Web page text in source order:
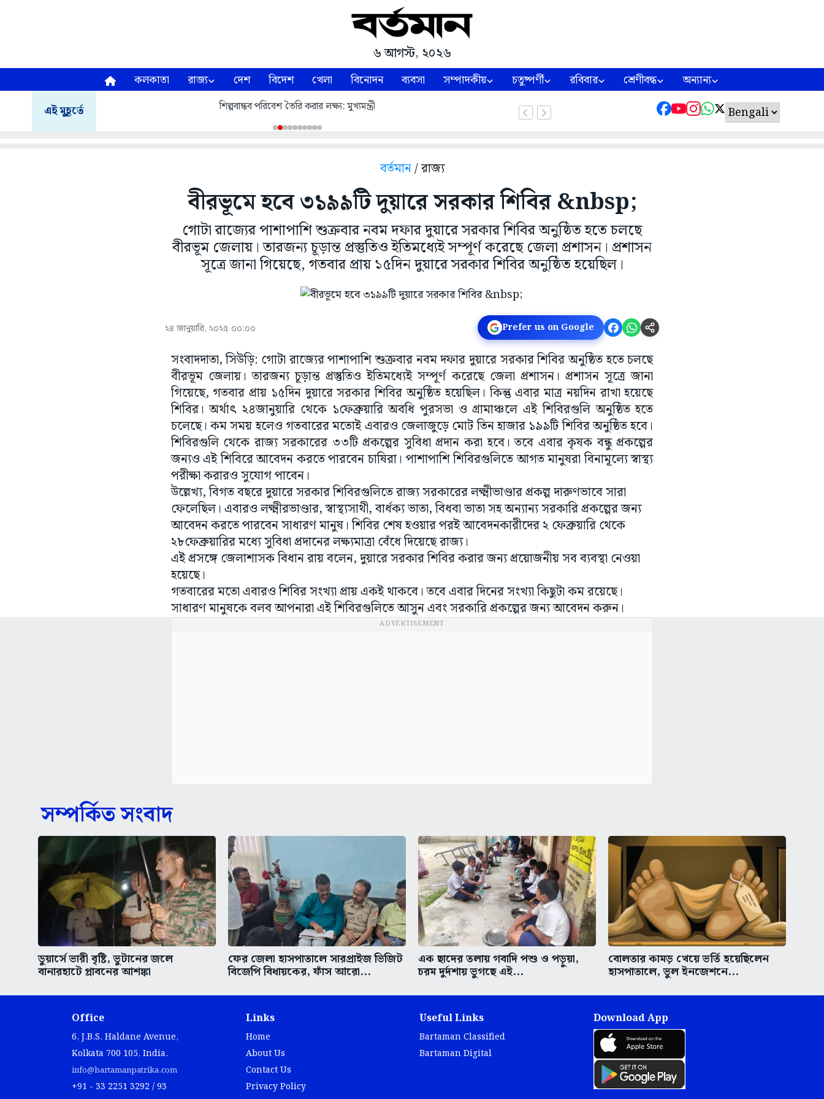
৬ আগস্ট, ২০২৬
কলকাতা রাজ্য দেশ বিদেশ খেলা বিনোদন ব্যবসা সম্পাদকীয় চতুষ্পর্ণী রবিবার শ্রেণীবদ্ধ অন্যান্য
এই মুহূর্তে শিল্পবান্ধব পরিবেশ তৈরি করার লক্ষ্য: মুখ্যমন্ত্রী
বর্তমান/ রাজ্য
বীরভূমে হবে ৩১৯৯টি দুয়ারে সরকার শিবির &nbsp;
গোটা রাজ্যের পাশাপাশি শুক্রবার নবম দফার দুয়ারে সরকার শিবির অনুষ্ঠিত হতে চলছে
বীরভূম জেলায়। তারজন্য চূড়ান্ত প্রস্তুতিও ইতিমধ্যেই সম্পূর্ণ করেছে জেলা প্রশাসন। প্রশাসন
সূত্রে জানা গিয়েছে, গতবার প্রায় ১৫দিন দুয়ারে সরকার শিবির অনুষ্ঠিত হয়েছিল।
২৪ জানুয়ারি, ২০২৫ ০০:০০ Prefer us on Google
সংবাদদাতা, সিউড়ি: গোটা রাজ্যের পাশাপাশি শুক্রবার নবম দফার দুয়ারে সরকার শিবির অনুষ্ঠিত হতে চলছে
বীরভূম জেলায়। তারজন্য চূড়ান্ত প্রস্তুতিও ইতিমধ্যেই সম্পূর্ণ করেছে জেলা প্রশাসন। প্রশাসন সূত্রে জানা
গিয়েছে, গতবার প্রায় ১৫দিন দুয়ারে সরকার শিবির অনুষ্ঠিত হয়েছিল। কিন্তু এবার মাত্র নয়দিন রাখা হয়েছে
শিবির। অর্থাৎ ২৪জানুয়ারি থেকে ১ফেব্রুয়ারি অবধি পুরসভা ও গ্রামাঞ্চলে এই শিবিরগুলি অনুষ্ঠিত হতে
চলেছে। কম সময় হলেও গতবারের মতোই এবারও জেলাজুড়ে মোট তিন হাজার ১৯৯টি শিবির অনুষ্ঠিত হবে।
শিবিরগুলি থেকে রাজ্য সরকারের ৩৩টি প্রকল্পের সুবিধা প্রদান করা হবে। তবে এবার কৃষক বন্ধু প্রকল্পের
জন্যও এই শিবিরে আবেদন করতে পারবেন চাষিরা। পাশাপাশি শিবিরগুলিতে আগত মানুষরা বিনামূল্যে স্বাস্থ্য
পরীক্ষা করারও সুযোগ পাবেন।
উল্লেখ্য, বিগত বছরে দুয়ারে সরকার শিবিরগুলিতে রাজ্য সরকারের লক্ষ্মীভাণ্ডার প্রকল্প দারুণভাবে সারা
ফেলেছিল। এবারও লক্ষ্মীরভাণ্ডার, স্বাস্থ্যসাথী, বার্ধক্য ভাতা, বিধবা ভাতা সহ অন্যান্য সরকারি প্রকল্পের জন্য
আবেদন করতে পারবেন সাধারণ মানুষ। শিবির শেষ হওয়ার পরই আবেদনকারীদের ২ ফেব্রুয়ারি থেকে
২৮ফেব্রুয়ারির মধ্যে সুবিধা প্রদানের লক্ষ্যমাত্রা বেঁধে দিয়েছে রাজ্য।
এই প্রসঙ্গে জেলাশাসক বিধান রায় বলেন, দুয়ারে সরকার শিবির করার জন্য প্রয়োজনীয় সব ব্যবস্থা নেওয়া
হয়েছে।
গতবারের মতো এবারও শিবির সংখ্যা প্রায় একই থাকবে। তবে এবার দিনের সংখ্যা কিছুটা কম রয়েছে।
সাধারণ মানুষকে বলব আপনারা এই শিবিরগুলিতে আসুন এবং সরকারি প্রকল্পের জন্য আবেদন করুন।
ADVERTISEMENT
সম্পর্কিত সংবাদ
ডুয়ার্সে ভারী বৃষ্টি, ভুটানের জলে
বানারহাটে প্লাবনের আশঙ্কা
ফের জেলা হাসপাতালে সারপ্রাইজ ভিজিট
বিজেপি বিধায়কের, ফাঁস আরো...
এক ছাদের তলায় গবাদি পশু ও পড়ুয়া,
চরম দুর্দশায় ভুগছে এই...
বোলতার কামড় খেয়ে ভর্তি হয়েছিলেন
হাসপাতালে, ভুল ইনজেশনে...
Office
6, J.B.S. Haldane Avenue,
Kolkata 700 105, India.
info@bartamanpatrika.com
+91 - 33 2251 3292 / 93
Links
Home
About Us
Contact Us
Privacy Policy
Useful Links
Bartaman Classified
Bartaman Digital
Download App